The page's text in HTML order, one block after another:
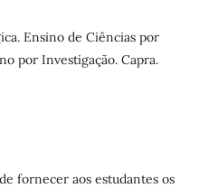
Ensino de Ciências por
por Investigação. Capra.
fornecer aos estudantes os